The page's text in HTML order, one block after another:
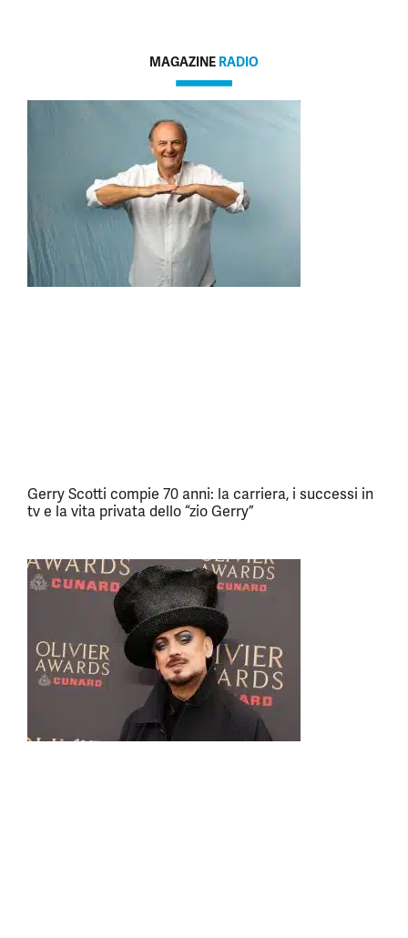
MAGAZINE RADIO
Gerry Scotti compie 70 anni: la carriera, i successi in
tv e la vita privata dello “zio Gerry”